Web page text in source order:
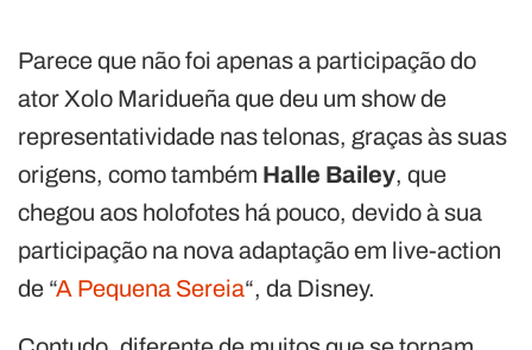
Parece que não foi apenas a participação do
ator Xolo Maridueña que deu um show de
representatividade nas telonas, graças às suas
origens, como também Halle Bailey, que
chegou aos holofotes há pouco, devido à sua
participação na nova adaptação em live-action
de “A Pequena Sereia“, da Disney.